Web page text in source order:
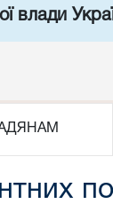
влади